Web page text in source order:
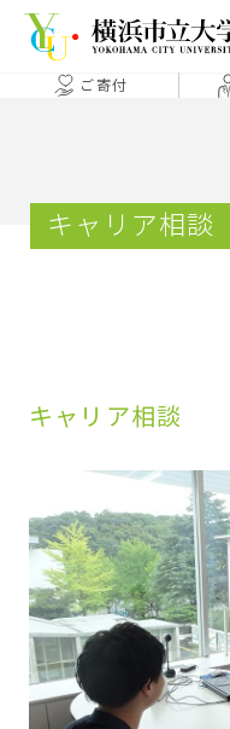
本文へ移動
ご寄付
キャリア相談
キャリア相談